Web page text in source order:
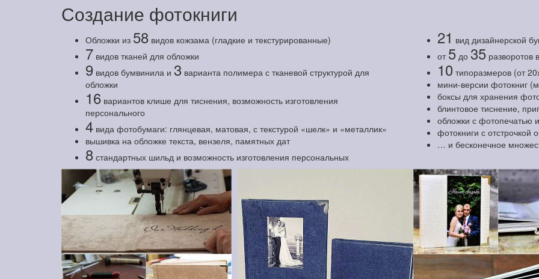
Создание фотокниги
Обложки из 58 видов кожзама (гладкие и текстурированные)
7 видов тканей для обложки
9 видов бумвинила и 3 варианта полимера с тканевой структурой для
обложки
16 вариантов клише для тиснения, возможность изготовления
персонального
4 вида фотобумаги: глянцевая, матовая, с текстурой «шелк» и «металлик»
вышивка на обложке текста, вензеля, памятных дат
8 стандартных шильд и возможность изготовления персональных
21 вид дизайнерской
от 5 до 35 разворотов
10 типоразмеров (от
мини-версии фотокниг
боксы для хранения
блинтовое тиснение,
обложки с фотопечатью
фотокниги с отстрочкой
… и бесконечное